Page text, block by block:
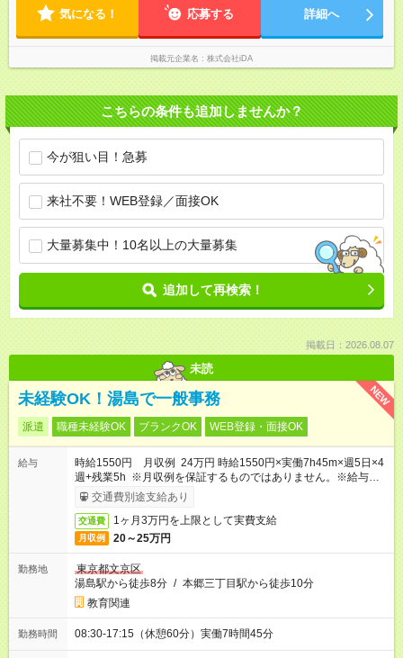
気になる！ 応募する 詳細へ
掲載元企業名 株式会社iDA
こちらの条件も追加しませんか？
今が狙い目！急募
来社不要！WEB登録／面接OK
大量募集中！10名以上の大量募集
追加して再検索！
掲載日：2026.08.07
未読
NEW
未経験OK！湯島で一般事務
派遣 職種未経験OK ブランクOK WEB登録・面接OK
給与
時給1550円 月収例 24万円 時給1550円×実働7h45m×週5日×4
週+残業5h ※月収例を保証するものではありません。※給与即受
取りサービス利用可（利用条件有）
交通費別途支給あり
交通費 1ヶ月3万円を上限として実費支給
月収例 20～25万円
勤務地
東京都文京区
湯島駅から徒歩8分 / 本郷三丁目駅から徒歩10分
教育関連
勤務時間 08:30-17:15（休憩60分）実働7時間45分